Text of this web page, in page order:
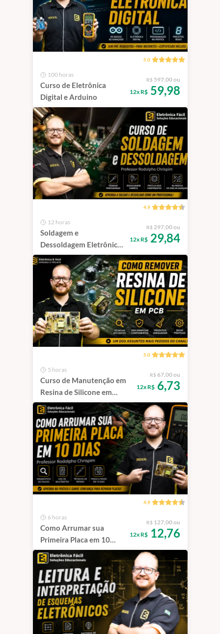
5.0
100 horas
Curso de Eletrônica
Digital e Arduino
R$ 597,00 ou
12x R$59,98
4.9
12 horas
Soldagem e
Dessoldagem Eletrônica
PTH
R$ 297,00 ou
12x R$29,84
5.0
5 horas
Curso de Manutenção em
Resina de Silicone em
Placas Eletrônicas
R$ 67,00 ou
12x R$6,73
4.9
6 horas
Como Arrumar sua
Primeira Placa em 10
Dias
R$ 127,00 ou
12x R$12,76